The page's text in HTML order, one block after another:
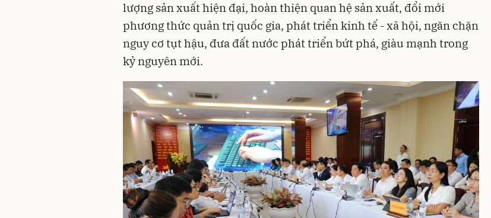
lượng sản xuất hiện đại, hoàn thiện quan hệ sản xuất, đổi mới
phương thức quản trị quốc gia, phát triển kinh tế - xã hội, ngăn chặn
nguy cơ tụt hậu, đưa đất nước phát triển bứt phá, giàu mạnh trong
kỷ nguyên mới.